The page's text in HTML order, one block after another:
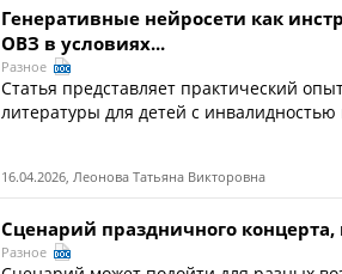
Генеративные нейросети как
ОВЗ в условиях...
Разное
Статья представляет практический
литературы для детей с
16.04.2026, Леонова Татьяна Викторовна
Сценарий праздничного
Разное